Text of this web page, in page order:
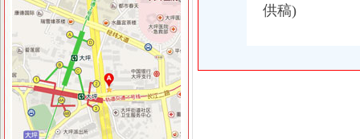
工商动态
城口局全面启动“四大一重点”重庆代理记账工作
巫溪局重庆公司注销尖山所建立农村商品质量安全宣长效机制
綦江局推行五项措施加集贸市重庆分公司注册场监管
沙坪坝局提出加基层规范化建设应着力从树立“四种意识”重庆发票申请上下功夫
万州区商标品牌建设工作呈现三大亮点
供稿)